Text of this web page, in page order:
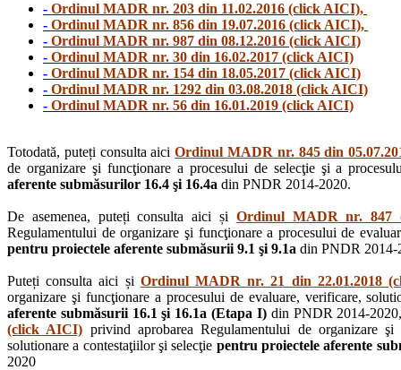
- Ordinul MADR nr. 203 din 11.02.2016 (click AICI),
- Ordinul MADR nr. 856 din 19.07.2016 (click AICI),
- Ordinul MADR nr. 987 din 08.12.2016 (click AICI)
- Ordinul MADR nr. 30 din 16.02.2017 (click AICI)
- Ordinul MADR nr. 154 din 18.05.2017 (click AICI)
- Ordinul MADR nr. 1292 din 03.08.2018 (click AICI)
- Ordinul MADR nr. 56 din 16.01.2019 (click AICI)
Totodată, puteți consulta aiciOrdinul MADR nr. 845 din
de organizare şi funcţionare a procesului de selecţie şi a
aferente submăsurilor 16.4 şi 16.4a din PNDR 2014-2020.
De asemenea, puteți consulta aici și Ordinul MADR nr. 847
Regulamentului de organizare şi funcţionare a procesului de
pentru proiectele aferente submăsurii 9.1 şi 9.1a din PNDR 2014-
Puteți consulta aici și Ordinul MADR nr. 21 din 22.01.2018
organizare şi funcţionare a procesului de evaluare, verificare,
aferente submăsurii 16.1 şi 16.1a (Etapa I)din PNDR 2014-
(click AICI) privind aprobarea Regulamentului de organizare
solutionare a contestaţiilor şi selecţie pentru proiectele aferente
2020